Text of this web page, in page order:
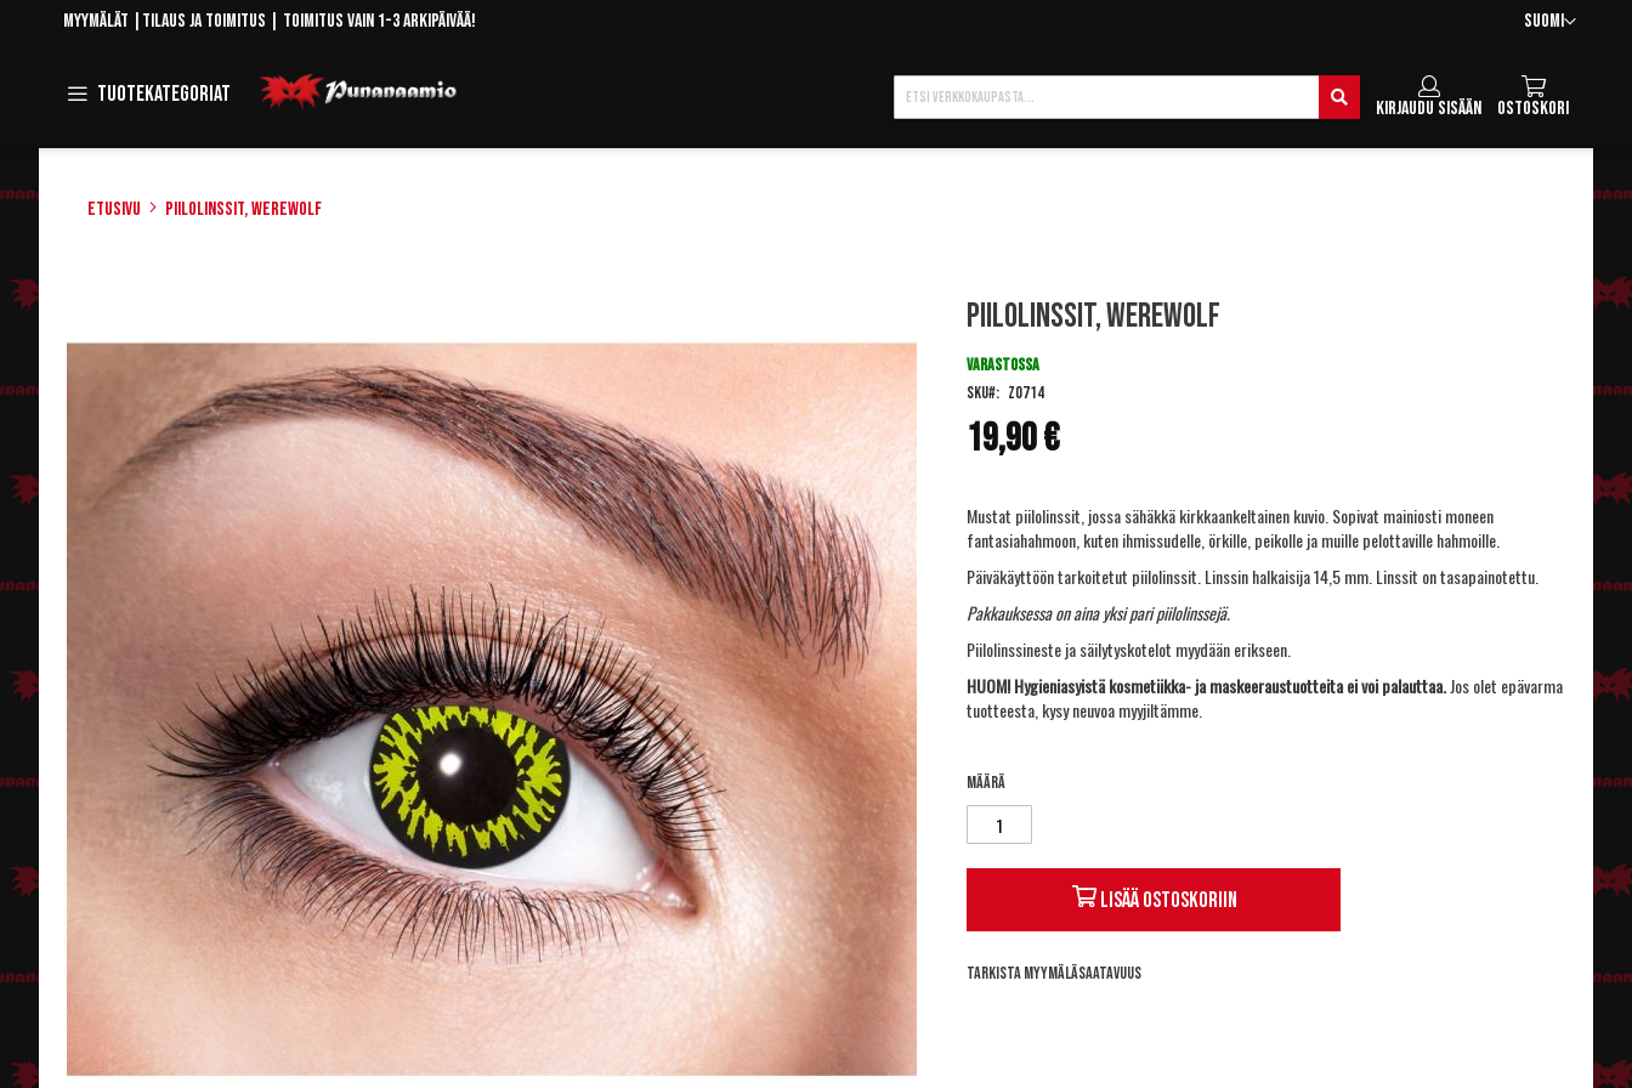
Skip
Kieli
Suomi
Myymälät Tilaus ja toimitus | Toimitus vain 1-3 arkipäivää!
Tuotekategoriat Toggle
Navigation
Ostoskori
Kirjaudu sisään
Hae
Etusivu Piilolinssit, Werewolf
Piilolinssit, Werewolf
19,90 €
VARASTOSSA
SKU
ZO714
Mustat piilolinssit, jossa sähäkkä kirkkaankeltainen kuvio. Sopivat mainiosti moneen
fantasiahahmoon, kuten ihmissudelle, örkille, peikolle ja muille pelottaville hahmoille.
Päiväkäyttöön tarkoitetut piilolinssit. Linssin halkaisija 14,5 mm. Linssit on tasapainotettu.
Pakkauksessa on aina yksi pari piilolinssejä.
Piilolinssineste ja säilytyskotelot myydään erikseen.
HUOM! Hygieniasyistä kosmetiikka- ja maskeeraustuotteita ei voi palauttaa.Jos olet epävarma
tuotteesta, kysy neuvoa myyjiltämme.
Määrä
Lisää ostoskoriin
Tarkista myymäläsaatavuus